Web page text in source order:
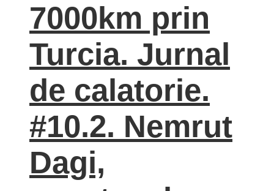
7000km prin
Turcia. Jurnal
de calatorie.
#10.2. Nemrut
Dagi,